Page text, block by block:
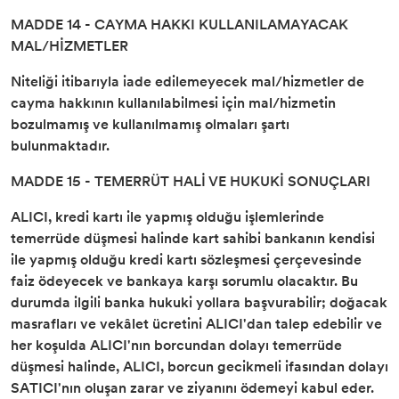
MADDE 14 - CAYMA HAKKI KULLANILAMAYACAK
MAL/HİZMETLER
Niteliği itibarıyla iade edilemeyecek mal/hizmetler de
cayma hakkının kullanılabilmesi için mal/hizmetin
bozulmamış ve kullanılmamış olmaları şartı
bulunmaktadır.
MADDE 15 - TEMERRÜT HALİ VE HUKUKİ SONUÇLARI
ALICI, kredi kartı ile yapmış olduğu işlemlerinde
temerrüde düşmesi halinde kart sahibi bankanın kendisi
ile yapmış olduğu kredi kartı sözleşmesi çerçevesinde
faiz ödeyecek ve bankaya karşı sorumlu olacaktır. Bu
durumda ilgili banka hukuki yollara başvurabilir; doğacak
masrafları ve vekâlet ücretini ALICI'dan talep edebilir ve
her koşulda ALICI'nın borcundan dolayı temerrüde
düşmesi halinde, ALICI, borcun gecikmeli ifasından dolayı
SATICI'nın oluşan zarar ve ziyanını ödemeyi kabul eder.